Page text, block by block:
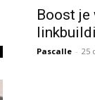
Boost
Pascalle - 25